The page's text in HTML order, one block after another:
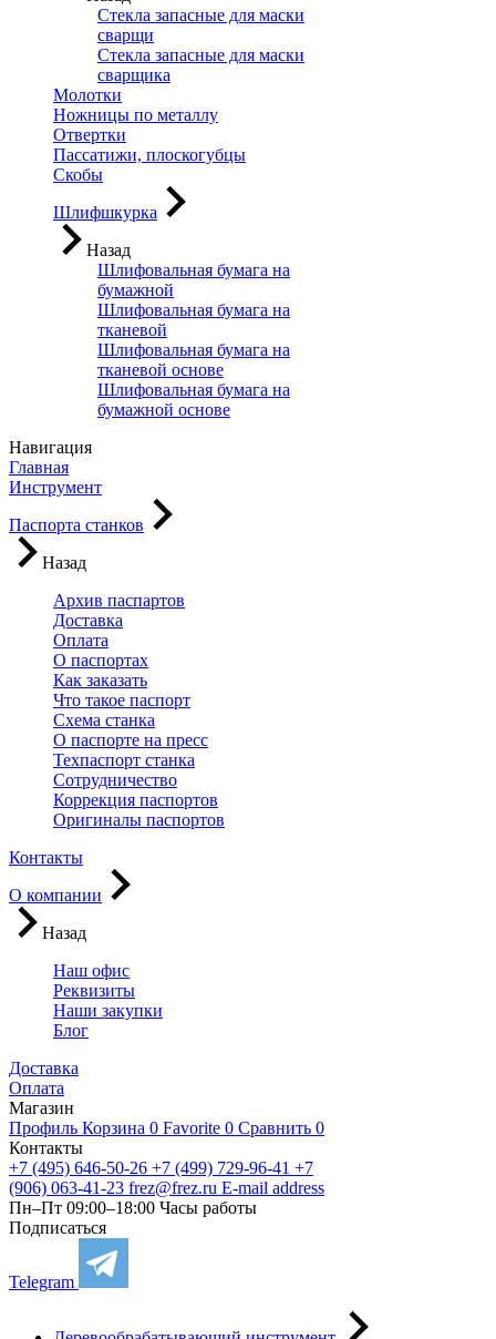
Стекла запасные для маски
сварщи
Стекла запасные для маски
сварщика
Молотки
Ножницы по металлу
Отвертки
Пассатижи, плоскогубцы
Скобы
Шлифшкурка
Назад
Шлифовальная бумага на
бумажной
Шлифовальная бумага на
тканевой
Шлифовальная бумага на
тканевой основе
Шлифовальная бумага на
бумажной основе
Навигация
Главная
Инструмент
Паспорта станков
Назад
Архив паспартов
Доставка
Оплата
О паспортах
Как заказать
Что такое паспорт
Схема станка
О паспорте на пресс
Техпаспорт станка
Сотрудничество
Коррекция паспортов
Оригиналы паспортов
Контакты
О компании
Назад
Наш офис
Реквизиты
Наши закупки
Блог
Доставка
Оплата
Магазин
Профиль Корзина 0 Favorite 0 Сравнить 0
Контакты
+7 (495) 646-50-26 +7 (499) 729-96-41 +7
(906) 063-41-23 frez@frez.ru E-mail address
Пн–Пт 09:00–18:00 Часы работы
Подписаться
Telegram